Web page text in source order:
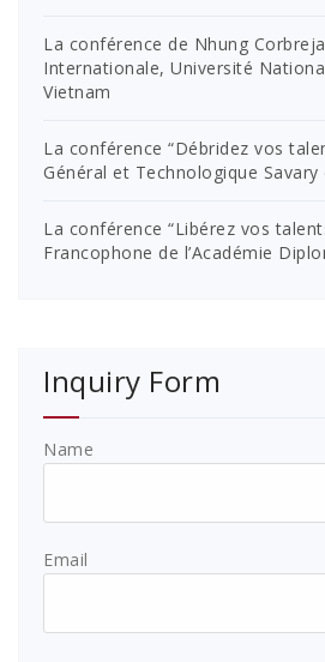
La conférence de Nhung
Internationale, Université
Vietnam
La conférence “Débridez vos
Général et Technologique
La conférence “Libérez vos
Francophone de l’Académie
Inquiry Form
Name
Email